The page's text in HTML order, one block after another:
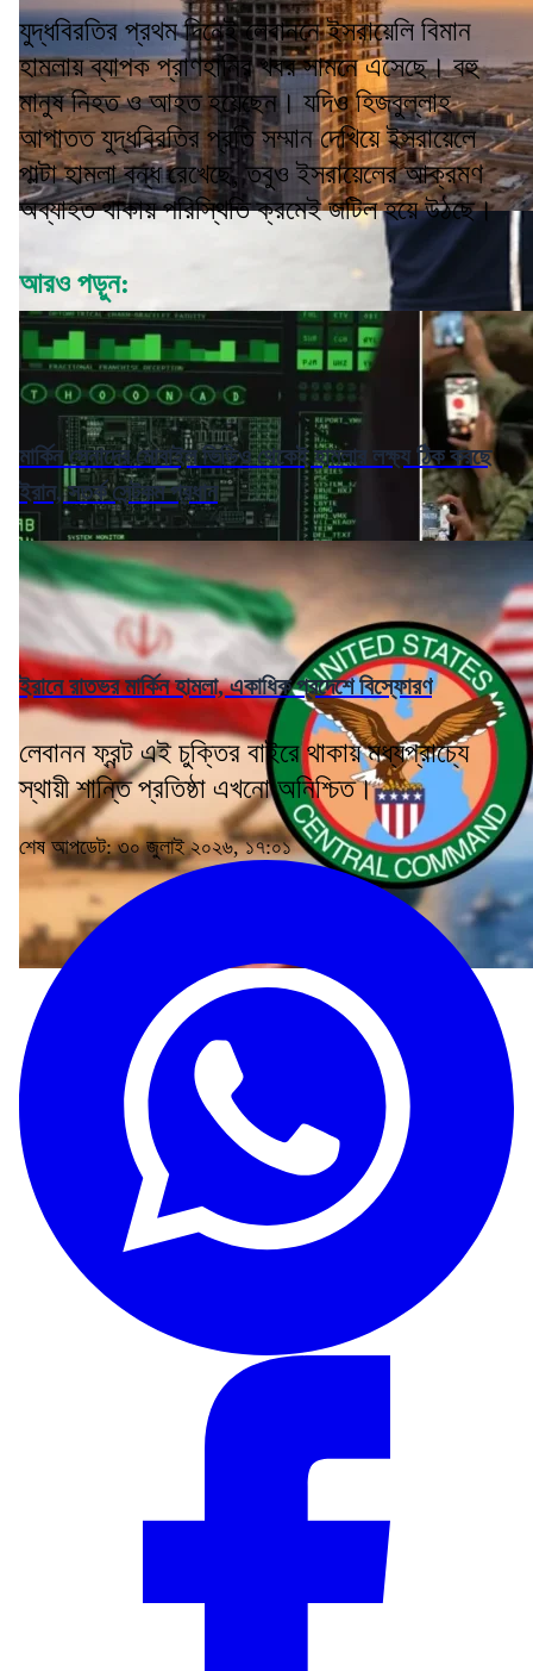
যুদ্ধবিরতির প্রথম দিনেই লেবাননে ইসরায়েলি বিমান
হামলায় ব্যাপক প্রাণহানির খবর সামনে এসেছে। বহু
মানুষ নিহত ও আহত হয়েছেন। যদিও হিজবুল্লাহ
আপাতত যুদ্ধবিরতির প্রতি সম্মান দেখিয়ে ইসরায়েলে
পাল্টা হামলা বন্ধ রেখেছে, তবুও ইসরায়েলের আক্রমণ
অব্যাহত থাকায় পরিস্থিতি ক্রমেই জটিল হয়ে উঠছে।
আরও পড়ুন:
মার্কিন সেনাদের মোবাইল ভিডিও থেকেই হামলার লক্ষ্য ঠিক করছে
ইরান, সতর্ক সেন্টকম প্রধান
ইরানে রাতভর মার্কিন হামলা, একাধিক প্রদেশে বিস্ফোরণ
লেবানন ফ্রন্ট এই চুক্তির বাইরে থাকায় মধ্যপ্রাচ্যে
স্থায়ী শান্তি প্রতিষ্ঠা এখনো অনিশ্চিত।
শেষ আপডেট: ৩০ জুলাই ২০২৬, ১৭:০১